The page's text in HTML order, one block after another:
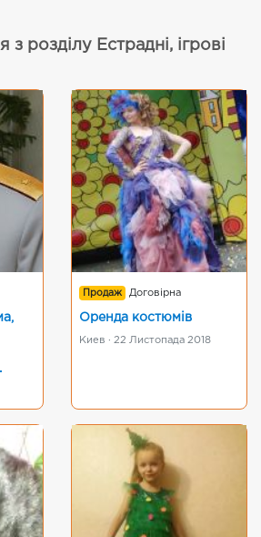
з розділу Естрадні, ігрові
Продаж Договірна
Оренда костюмів
Киев · 22 Листопада 2018